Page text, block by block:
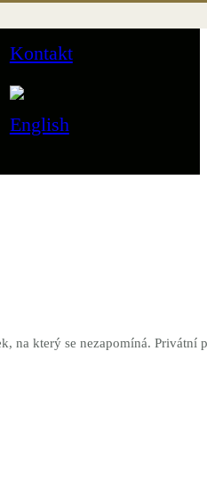
Kontakt
na který se nezapomíná.